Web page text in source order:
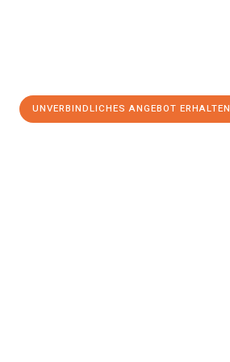
UNVERBINDLICHES ANGEBOT ERHALTEN